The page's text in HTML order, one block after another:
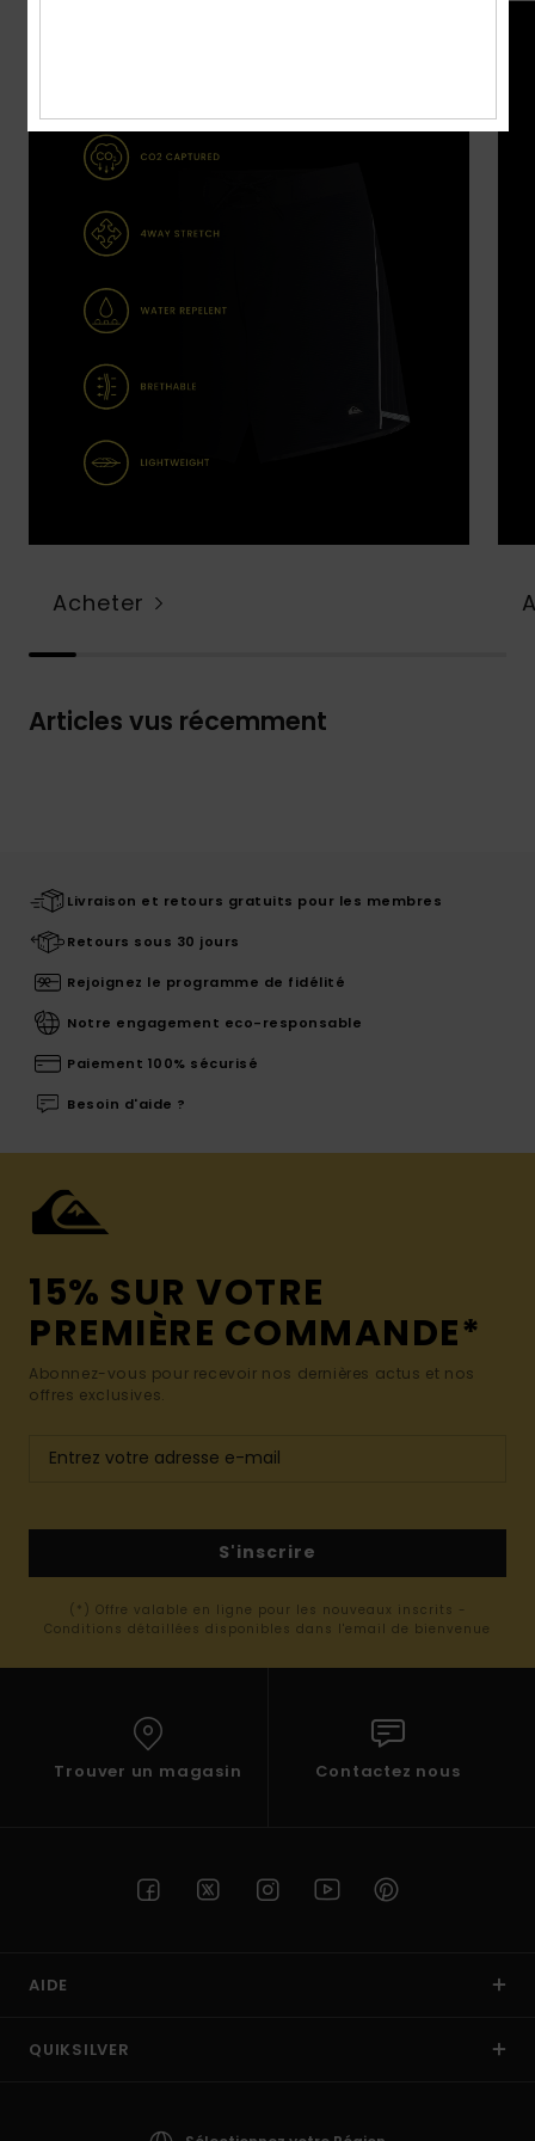
Acheter
Articles vus récemment
Livraison et retours gratuits pour les membres
Retours sous 30 jours
Rejoignez le programme de fidélité
Notre engagement eco-responsable
Paiement 100% sécurisé
Besoin d'aide ?
15% SUR VOTRE
PREMIÈRE COMMANDE*
Abonnez-vous pour recevoir nos dernières actus et nos
offres exclusives.
S'inscrire
(*) Offre valable en ligne pour les nouveaux inscrits -
Conditions détaillées disponibles dans l'email de bienvenue
Trouver un magasin Contactez nous
AIDE
QUIKSILVER